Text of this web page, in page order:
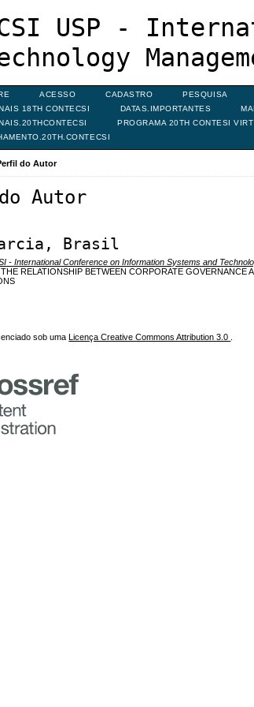
USP -
ACESSO CADASTRO PESQUISA
18TH CONTECSI
DATAS.IMPORTANTES
PROGRAMA 20TH CONTESI
do Autor
Autor
Brasil
- International Conference on Information Systems and
RELATIONSHIP BETWEEN CORPORATE
sob uma Licença Creative Commons Attribution 3.0